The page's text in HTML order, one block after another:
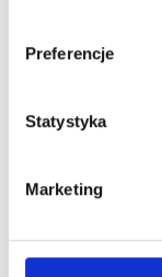
Preferencje
Statystyka
Marketing
na torbę William